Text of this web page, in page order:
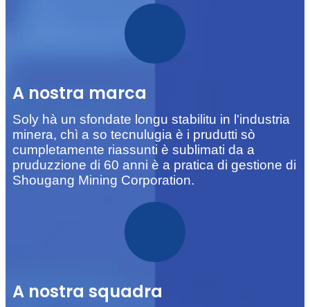
A nostra marca
Soly hà un sfondate longu stabilitu in l'industria
minera, chì a so tecnulugia è i prudutti sò
cumpletamente riassunti è sublimati da a
pruduzzione di 60 anni è a pratica di gestione di
Shougang Mining Corporation.
A nostra squadra